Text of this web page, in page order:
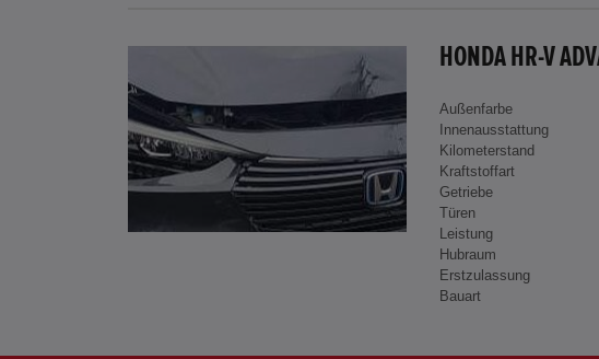
HONDA HR-V
Außenfarbe
Innenausstattung
Kilometerstand
Kraftstoffart
Getriebe
Türen
Leistung
Hubraum
Erstzulassung
Bauart